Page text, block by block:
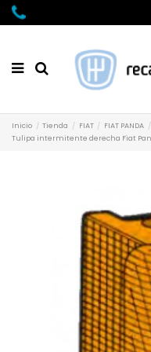
Inicio Tienda FIAT FIAT PANDA
Tulipa intermitente derecha Fiat